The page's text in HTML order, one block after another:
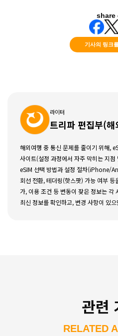
share
기사의 링크
라이터
트리파 편집부(
해외여행 중 통신 문제를 줄이기 위해,
사이트(설정 과정에서 자주 막히는 지
eSIM 선택 방법과 설정 절차(iPhone/
회선 전환, 테더링(핫스팟) 가능 여부
가, 이용 조건 등 변동이 잦은 정보는 각
최신 정보를 확인하고, 변경 사항이 있
관련
RELATED